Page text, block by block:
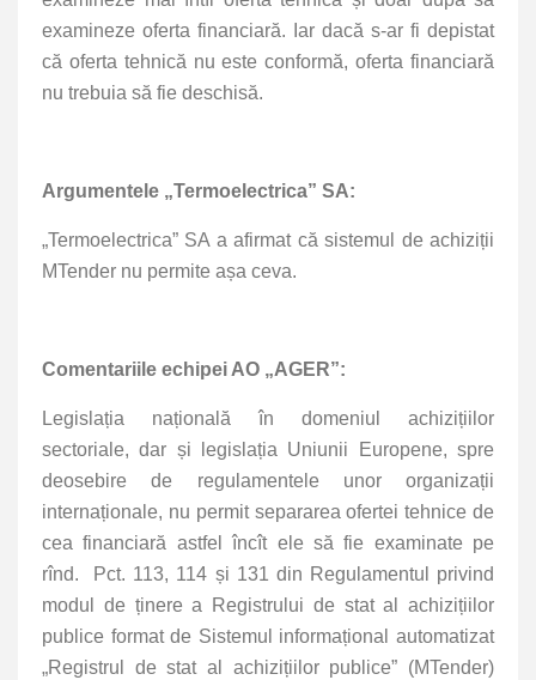
examineze oferta financiară. Iar dacă s-ar fi depistat
că oferta tehnică nu este conformă, oferta financiară
nu trebuia să fie deschisă.
Argumentele „Termoelectrica” SA:
„Termoelectrica” SA a afirmat că sistemul de achiziții
MTender nu permite așa ceva.
Comentariile echipei AO „AGER”:
Legislația națională în domeniul achizițiilor
sectoriale, dar și legislația Uniunii Europene, spre
deosebire de regulamentele unor organizații
internaționale, nu permit separarea ofertei tehnice de
cea financiară astfel încît ele să fie examinate pe
rînd. Pct. 113, 114 și 131 din Regulamentul privind
modul de ținere a Registrului de stat al achizițiilor
publice format de Sistemul informațional automatizat
„Registrul de stat al achizițiilor publice” (MTender)